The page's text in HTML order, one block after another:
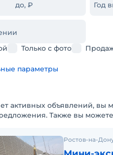
до, ₽ Год
Только с фото
параметры
активных объявлений, вы
Также вы
Ростов-на-